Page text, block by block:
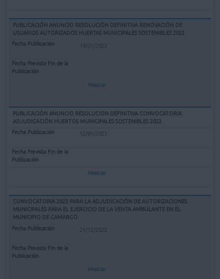
PUBLICACIÓN ANUNCIO RESOLUCIÓN DEFINITIVA RENOVACIÓN DE
USUARIOS AUTORIZADOS HUERTAS MUNICIPALES SOSTENIBLES 2022
19/01/2023
Mostrar
PUBLICACIÓN ANUNCIO RESOLUCION DEFINITIVA CONVOCATORIA
ADJUDICACIÓN HUERTOS MUNICIPALES SOSTENIBLES 2022
12/01/2023
Mostrar
CONVOCATORIA 2022 PARA LA ADJUDICACIÓN DE AUTORIZACIONES
MUNICIPALES PARA EL EJERCICIO DE LA VENTA AMBULANTE EN EL
MUNICIPIO DE CAMARGO
21/12/2022
Mostrar